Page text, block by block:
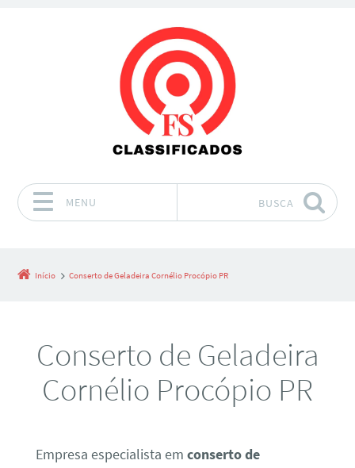
MENU BUSCA
Início Conserto de Geladeira Cornélio Procópio PR
Conserto de Geladeira
Cornélio Procópio PR
Empresa especialista em conserto de